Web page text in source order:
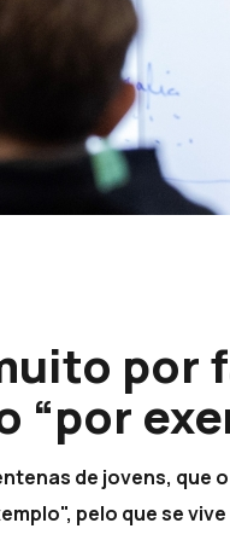
por
“por
de jovens, que
pelo que se